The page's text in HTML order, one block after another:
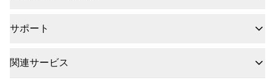
サポート
関連サービス